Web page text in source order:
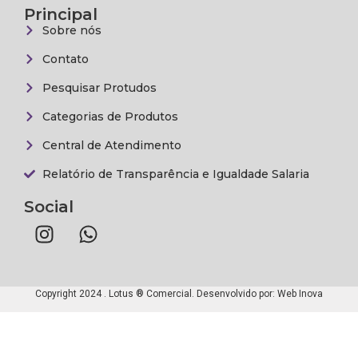
Principal
Sobre nós
Contato
Pesquisar Protudos
Categorias de Produtos
Central de Atendimento
Relatório de Transparência e Igualdade Salaria
Social
Copyright 2024 . Lotus ® Comercial. Desenvolvido por: Web Inova